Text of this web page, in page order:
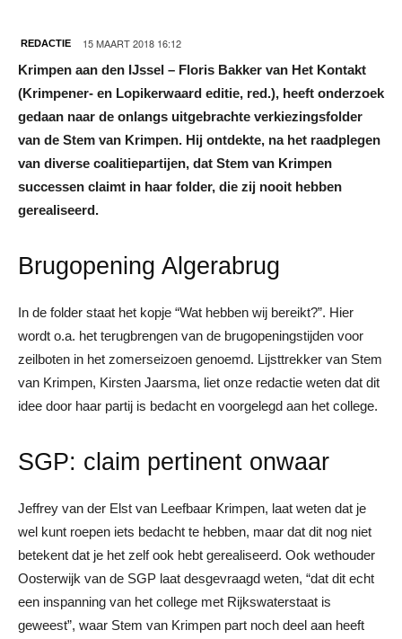
REDACTIE 15 MAART 2018 16:12
Krimpen aan den IJssel – Floris Bakker van Het Kontakt
(Krimpener- en Lopikerwaard editie, red.), heeft onderzoek
gedaan naar de onlangs uitgebrachte verkiezingsfolder
van de Stem van Krimpen. Hij ontdekte, na het raadplegen
van diverse coalitiepartijen, dat Stem van Krimpen
successen claimt in haar folder, die zij nooit hebben
gerealiseerd.
Brugopening Algerabrug
In de folder staat het kopje “Wat hebben wij bereikt?”. Hier
wordt o.a. het terugbrengen van de brugopeningstijden voor
zeilboten in het zomerseizoen genoemd. Lijsttrekker van Stem
van Krimpen, Kirsten Jaarsma, liet onze redactie weten dat dit
idee door haar partij is bedacht en voorgelegd aan het college.
SGP: claim pertinent onwaar
Jeffrey van der Elst van Leefbaar Krimpen, laat weten dat je
wel kunt roepen iets bedacht te hebben, maar dat dit nog niet
betekent dat je het zelf ook hebt gerealiseerd. Ook wethouder
Oosterwijk van de SGP laat desgevraagd weten, “dat dit echt
een inspanning van het college met Rijkswaterstaat is
geweest”, waar Stem van Krimpen part noch deel aan heeft